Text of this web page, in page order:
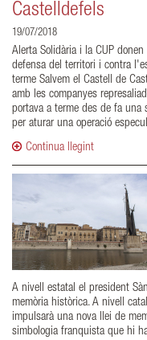
Castelldefels
19/07/2018
Alerta Solidària i la CUP
defensa del territori i contra
terme Salvem el Castell de
amb les companyes
portava a terme des de fa
per aturar una operació
Continua llegint
A nivell estatal el president
memòria històrica. A nivell
impulsarà una nova llei de
simbologia franquista que hi